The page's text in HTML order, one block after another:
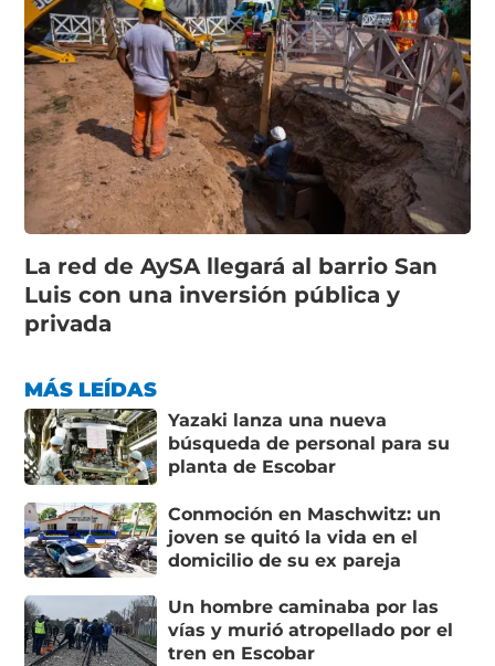
La red de AySA llegará al barrio San
Luis con una inversión pública y
privada
MÁS LEÍDAS
Yazaki lanza una nueva
búsqueda de personal para su
planta de Escobar
Conmoción en Maschwitz: un
joven se quitó la vida en el
domicilio de su ex pareja
Un hombre caminaba por las
vías y murió atropellado por el
tren en Escobar